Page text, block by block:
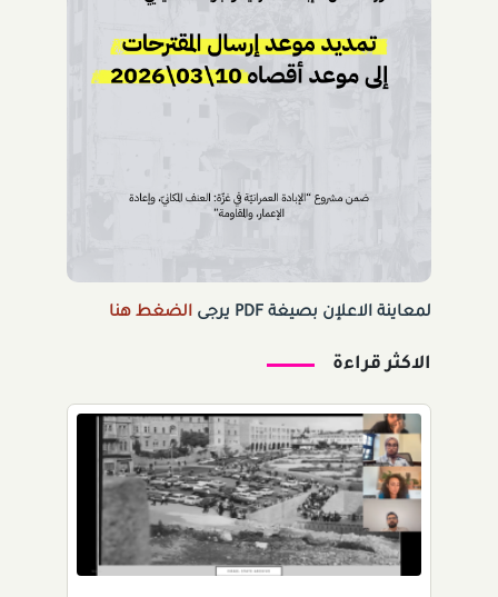
لمعاينة الاعلإن بصيغة PDF يرجى الضغط هنا
الاكثر قراءة